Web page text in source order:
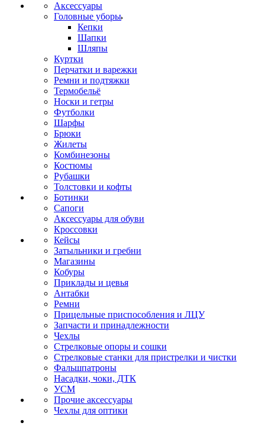
Аксессуары
Головные уборы
Кепки
Шапки
Шляпы
Куртки
Перчатки и варежки
Ремни и подтяжки
Термобельё
Носки и гетры
Футболки
Шарфы
Брюки
Жилеты
Комбинезоны
Костюмы
Рубашки
Толстовки и кофты
Ботинки
Сапоги
Аксессуары для обуви
Кроссовки
Кейсы
Затыльники и гребни
Магазины
Кобуры
Приклады и цевья
Антабки
Ремни
Прицельные приспособления и ЛЦУ
Запчасти и принадлежности
Чехлы
Стрелковые опоры и сошки
Стрелковые станки для пристрелки и чистки
Фальшпатроны
Насадки, чоки, ДТК
УСМ
Прочие аксессуары
Чехлы для оптики